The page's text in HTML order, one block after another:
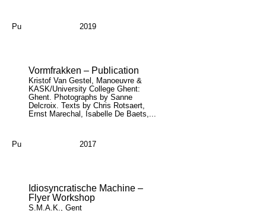
Pu 2019
Vormfrakken – Publication
Kristof Van Gestel, Manoeuvre &
KASK/University College Ghent:
Ghent. Photographs by Sanne
Delcroix. Texts by Chris Rotsaert,
Ernst Marechal, Isabelle De Baets,...
Pu 2017
Idiosyncratische Machine –
Flyer Workshop
S.M.A.K., Gent